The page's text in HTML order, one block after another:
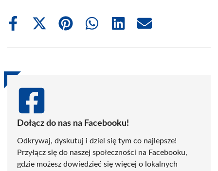
Share
Share
(Twitter)
Share
Share
Share
Share
Dołącz do nas na Facebooku!
Odkrywaj, dyskutuj i dziel się tym co najlepsze!
Przyłącz się do naszej społeczności na Facebooku,
gdzie możesz dowiedzieć się więcej o lokalnych